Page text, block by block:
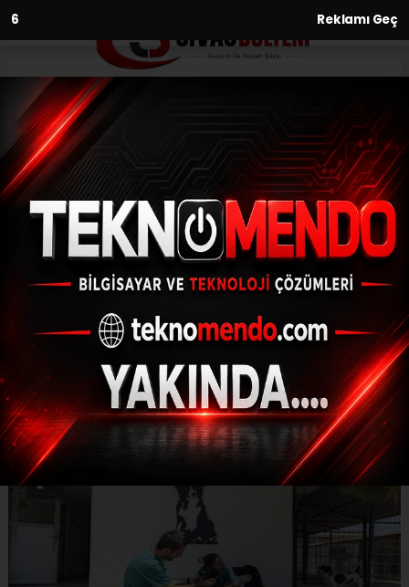
5 Reklamı Geç
Anasayfa Yaşam
Veteriner hekim Benli: "Geçen
yıl 6 bin patili dostumuzu
kısırlaştırdık"
YAŞAM
(İHA) - İhlas Haber Ajansı | 31.07.2024 - 11:03, Güncelleme: 31.07.2024
- 10:44
Veteriner hekim Benli: "Geçen yıl 6 bin patili
dostumuzu kısırlaştırdık"
ABONE OL